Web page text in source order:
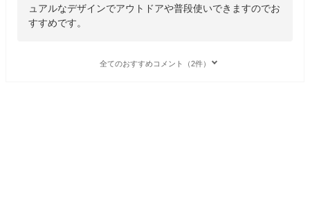
ュアルなデザインでアウトドアや普段使いできますのでお
すすめです。
全てのおすすめコメント（2件）